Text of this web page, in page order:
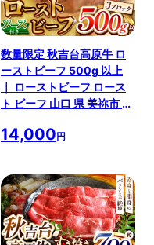
数量限定 秋吉台高原牛 ロ
ーストビーフ 500g 以上
｜ ローストビーフ ロース
ト ビーフ 山口 県 美祢市 秋
定 特産品 名産品 食品 お取
14,000円